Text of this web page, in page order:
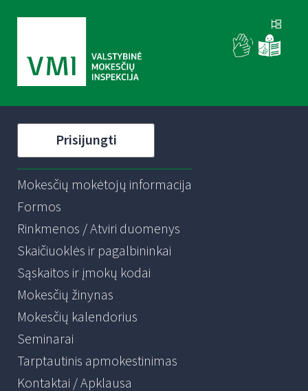
Prisijungti
Mokesčių mokėtojų informacija
Formos
Rinkmenos / Atviri duomenys
Skaičiuoklės ir pagalbininkai
Sąskaitos ir įmokų kodai
Mokesčių žinynas
Mokesčių kalendorius
Seminarai
Tarptautinis apmokestinimas
Kontaktai / Apklausa